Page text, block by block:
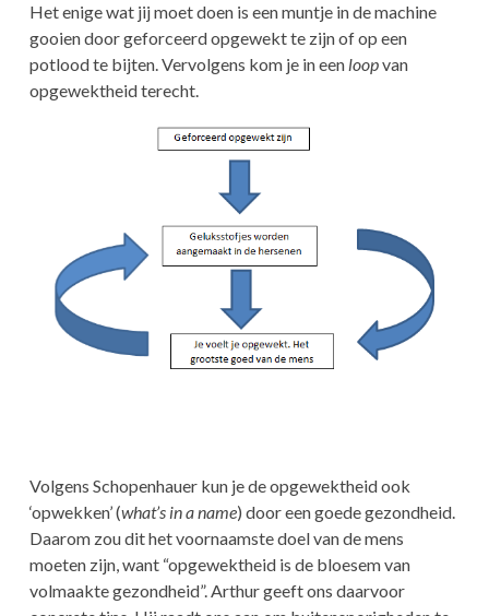
Het enige wat jij moet doen is een muntje in de machine
gooien door geforceerd opgewekt te zijn of op een
potlood te bijten. Vervolgens kom je in een loopvan
opgewektheid terecht.
Volgens Schopenhauer kun je de opgewektheid ook
‘opwekken’ (what’s in a name) door een goede gezondheid.
Daarom zou dit het voornaamste doel van de mens
moeten zijn, want “opgewektheid is de bloesem van
volmaakte gezondheid”. Arthur geeft ons daarvoor